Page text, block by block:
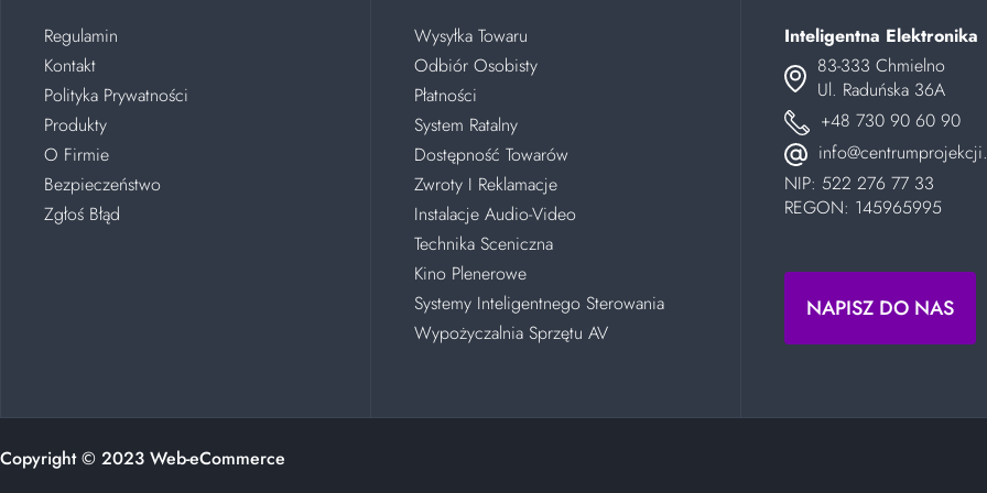
Regulamin
Kontakt
Polityka Prywatności
Produkty
O Firmie
Bezpieczeństwo
Zgłoś Błąd
Wysyłka Towaru
Odbiór Osobisty
Płatności
System Ratalny
Dostępność Towarów
Zwroty I Reklamacje
Instalacje Audio-Video
Technika Sceniczna
Kino Plenerowe
Systemy Inteligentnego Sterowania
Wypożyczalnia Sprzętu AV
Inteligentna Elektronika
83-333 Chmielno
Ul. Raduńska 36A
+48 730 90 60 90
NIP: 522 276 77 33
REGON: 145965995
NAPISZ DO NAS
Copyright © 2023 Web-eCommerce